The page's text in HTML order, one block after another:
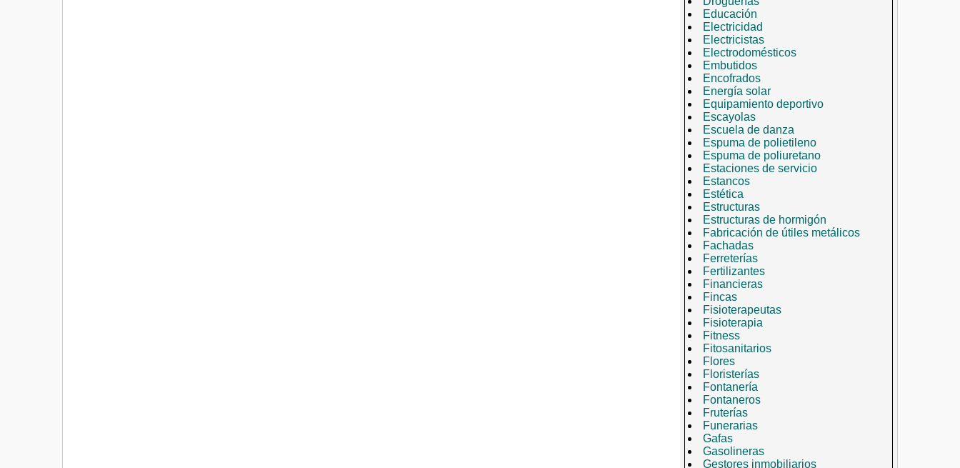
Educación
Electricidad
Electricistas
Electrodomésticos
Embutidos
Encofrados
Energía solar
Equipamiento deportivo
Escayolas
Escuela de danza
Espuma de polietileno
Espuma de poliuretano
Estaciones de servicio
Estancos
Estética
Estructuras
Estructuras de hormigón
Fabricación de útiles metálicos
Fachadas
Ferreterías
Fertilizantes
Financieras
Fincas
Fisioterapeutas
Fisioterapia
Fitness
Fitosanitarios
Flores
Floristerías
Fontanería
Fontaneros
Fruterías
Funerarias
Gafas
Gasolineras
Gestores inmobiliarios